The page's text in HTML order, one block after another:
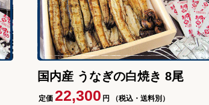
国内産 うなぎの白焼き 8尾
定価 22,300 円 （税込・送料別）